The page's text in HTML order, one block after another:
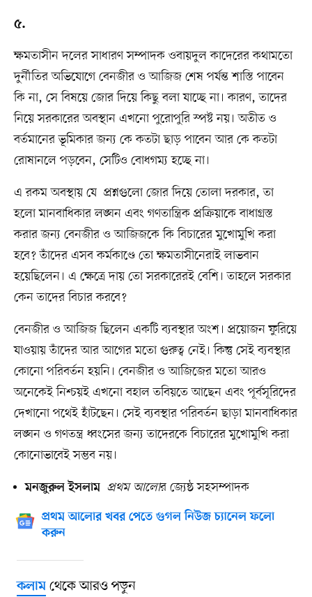
৫.
ক্ষমতাসীন দলের সাধারণ সম্পাদক ওবায়দুল কাদেরের কথামতো
দুর্নীতির অভিযোগে বেনজীর ও আজিজ শেষ পর্যন্ত শাস্তি পাবেন
কি না, সে বিষয়ে জোর দিয়ে কিছু বলা যাচ্ছে না। কারণ, তাদের
নিয়ে সরকারের অবস্থান এখনো পুরোপুরি স্পষ্ট নয়। অতীত ও
বর্তমানের ভূমিকার জন্য কে কতটা ছাড় পাবেন আর কে কতটা
রোষানলে পড়বেন, সেটিও বোধগম্য হচ্ছে না।
এ রকম অবস্থায় যে প্রশ্নগুলো জোর দিয়ে তোলা দরকার, তা
হলো মানবাধিকার লঙ্ঘন এবং গণতান্ত্রিক প্রক্রিয়াকে বাধাগ্রস্ত
করার জন্য বেনজীর ও আজিজকে কি বিচারের মুখোমুখি করা
হবে? তাঁদের এসব কর্মকাণ্ডে তো ক্ষমতাসীনেরাই লাভবান
হয়েছিলেন। এ ক্ষেত্রে দায় তো সরকারেরই বেশি। তাহলে সরকার
কেন তাদের বিচার করবে?
বেনজীর ও আজিজ ছিলেন একটি ব্যবস্থার অংশ। প্রয়োজন ফুরিয়ে
যাওয়ায় তাঁদের আর আগের মতো গুরুত্ব নেই। কিন্তু সেই ব্যবস্থার
কোনো পরিবর্তন হয়নি। বেনজীর ও আজিজের মতো আরও
অনেকেই নিশ্চয়ই এখনো বহাল তবিয়তে আছেন এবং পূর্বসূরিদের
দেখানো পথেই হাঁটছেন। সেই ব্যবস্থার পরিবর্তন ছাড়া মানবাধিকার
লঙ্ঘন ও গণতন্ত্র ধ্বংসের জন্য তাদেরকে বিচারের মুখোমুখি করা
কোনোভাবেই সম্ভব নয়।
মনজুরুল ইসলাম প্রথম আলোর জ্যেষ্ঠ সহসম্পাদক
প্রথম আলোর খবর পেতে গুগল নিউজ চ্যানেল ফলো
করুন
কলামথেকে আরও পড়ুন